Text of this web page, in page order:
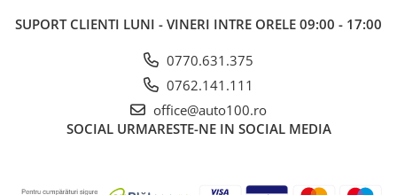
SUPORT CLIENTI LUNI - VINERI INTRE ORELE 09:00 - 17:00
0770.631.375
0762.141.111
office@auto100.ro
SOCIAL URMARESTE-NE IN SOCIAL MEDIA